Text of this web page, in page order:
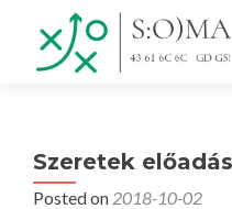
Szeretek
Posted on 2018-10-02